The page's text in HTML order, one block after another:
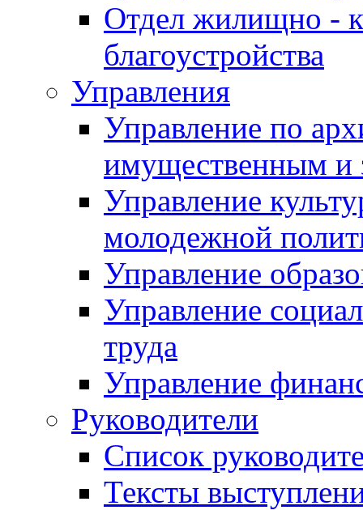
Отдел жилищно -
благоустройства
Управления
Управление по
имущественным и
Управление
молодежной
Управление
Управление
труда
Управление
Руководители
Список
Тексты